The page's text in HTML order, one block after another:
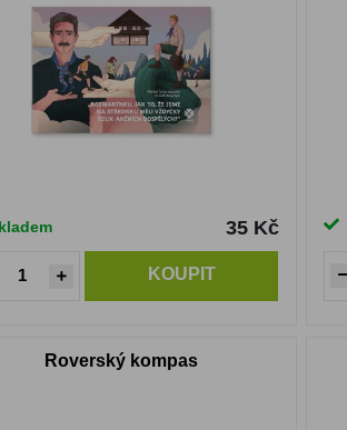
35 Kč
KOUPIT
Roverský kompas